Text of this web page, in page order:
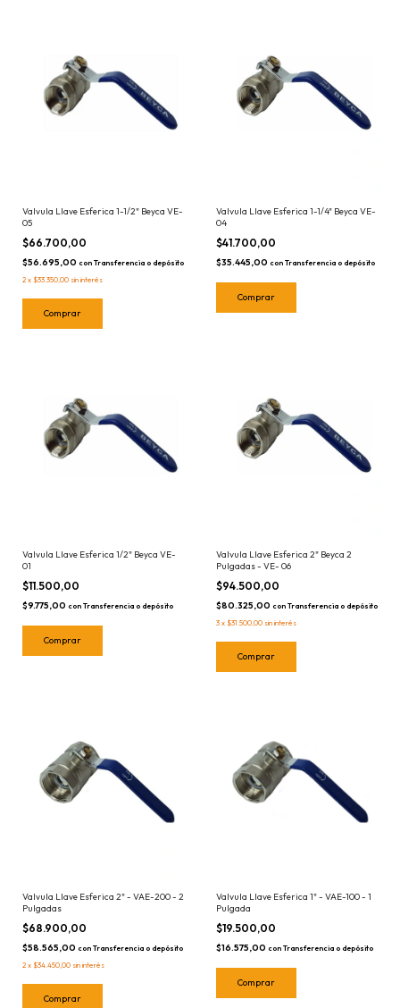
Valvula Llave Esferica 1-1/2" Beyca VE-
05
$66.700,00
$56.695,00 con Transferencia o depósito
2 x $33.350,00 sin interés
Valvula Llave Esferica 1-1/4" Beyca VE-
04
$41.700,00
$35.445,00 con Transferencia o depósito
Valvula Llave Esferica 1/2" Beyca VE-
01
$11.500,00
$9.775,00 con Transferencia o depósito
Valvula Llave Esferica 2" Beyca 2
Pulgadas - VE- 06
$94.500,00
$80.325,00 con Transferencia o depósito
3 x $31.500,00 sin interés
Valvula Llave Esferica 2" - VAE-200 - 2
Pulgadas
$68.900,00
$58.565,00 con Transferencia o depósito
2 x $34.450,00 sin interés
Valvula Llave Esferica 1" - VAE-100 - 1
Pulgada
$19.500,00
$16.575,00 con Transferencia o depósito